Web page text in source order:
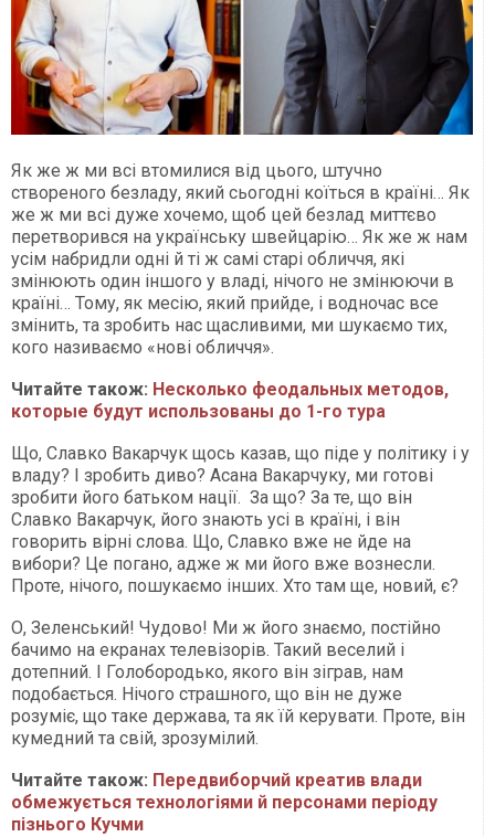
Як же ж ми всі втомилися від цього, штучно
створеного безладу, який сьогодні коїться в країні… Як
же ж ми всі дуже хочемо, щоб цей безлад миттєво
перетворився на українську швейцарію… Як же ж нам
усім набридли одні й ті ж самі старі обличчя, які
змінюють один іншого у владі, нічого не змінюючи в
країні… Тому, як месію, який прийде, і водночас все
змінить, та зробить нас щасливими, ми шукаємо тих,
кого називаємо «нові обличчя».
Читайте також: Несколько феодальных методов,
которые будут использованы до 1-го тура
Що, Славко Вакарчук щось казав, що піде у політику і у
владу? І зробить диво? Асана Вакарчуку, ми готові
зробити його батьком нації. За що? За те, що він
Славко Вакарчук, його знають усі в країні, і він
говорить вірні слова. Що, Славко вже не йде на
вибори? Це погано, адже ж ми його вже вознесли.
Проте, нічого, пошукаємо інших. Хто там ще, новий, є?
О, Зеленський! Чудово! Ми ж його знаємо, постійно
бачимо на екранах телевізорів. Такий веселий і
дотепний. І Голобородько, якого він зіграв, нам
подобається. Нічого страшного, що він не дуже
розуміє, що таке держава, та як їй керувати. Проте, він
кумедний та свій, зрозумілий.
Читайте також: Передвиборчий креатив влади
обмежується технологіями й персонами періоду
пізнього Кучми